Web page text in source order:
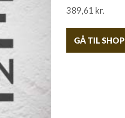
389,61 kr.
GÅ TIL SHOP